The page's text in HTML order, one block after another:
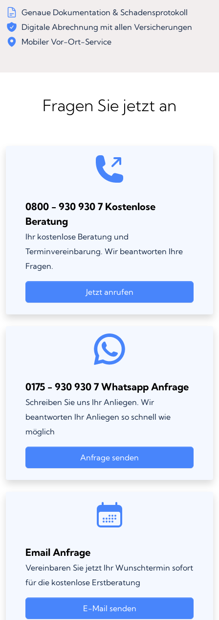
Genaue Dokumentation & Schadensprotokoll
Digitale Abrechnung mit allen Versicherungen
Mobiler Vor-Ort-Service
Fragen Sie jetzt an
0800 - 930 930 7 Kostenlose
Beratung
Ihr kostenlose Beratung und
Terminvereinbarung. Wir beantworten Ihre
Fragen.
Jetzt anrufen
0175 - 930 930 7 Whatsapp Anfrage
Schreiben Sie uns Ihr Anliegen. Wir
beantworten Ihr Anliegen so schnell wie
möglich
Anfrage senden
Email Anfrage
Vereinbaren Sie jetzt Ihr Wunschtermin sofort
für die kostenlose Erstberatung
E-Mail senden